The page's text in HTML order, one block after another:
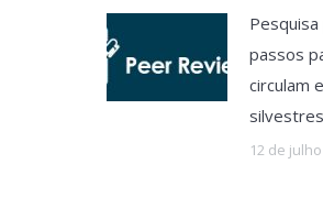
passos
circulam
silvestres
12 de